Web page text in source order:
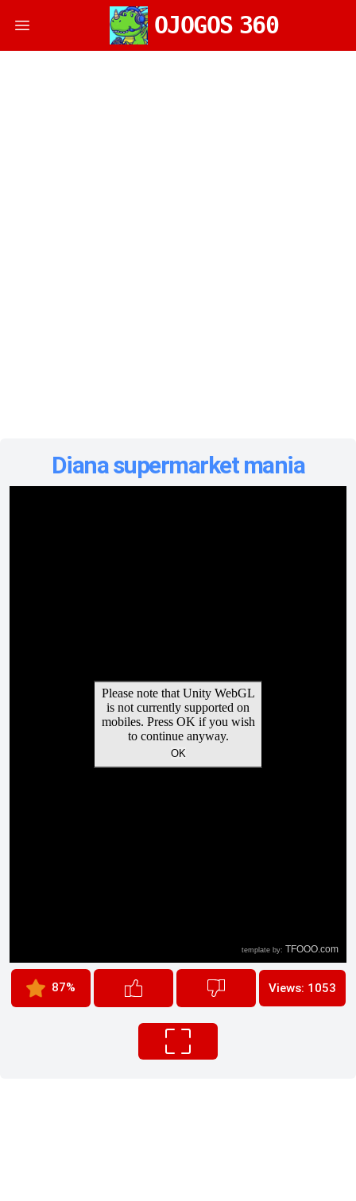
Open main menu OJOGOS 360
Diana supermarket mania
87% Views: 1053